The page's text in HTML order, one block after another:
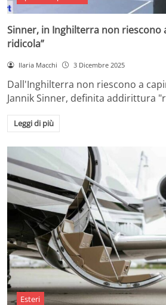
Sinner, in Inghilterra non riescono
ridicola”
Ilaria Macchi 3 Dicembre 2025
Dall'Inghilterra non riescono a
Jannik Sinner, definita addirittura
Leggi di più
Esteri